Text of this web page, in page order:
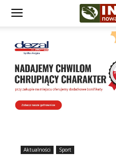
Aktualności Sport